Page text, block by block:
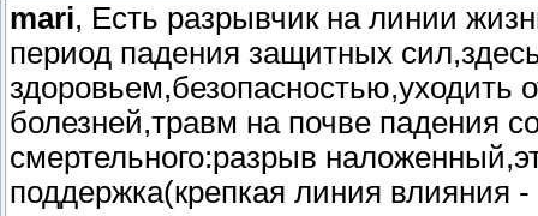
mari, Есть разрывчик на линии
период падения защитных
здоровьем,безопасностью,уходить
болезней,травм на почве падения
смертельного:разрыв
поддержка(крепкая линия влияния